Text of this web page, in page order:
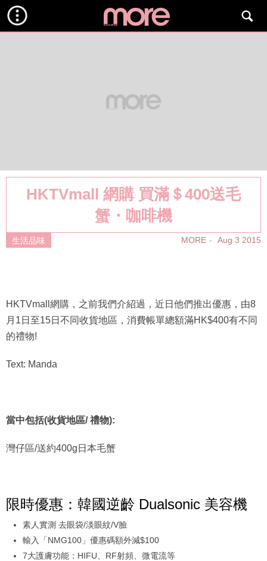
HKTVmall 網購 買滿＄400送毛
蟹・咖啡機
生活品味 MORE Aug 3 2015
HKTVmall網購，之前我們介紹過，近日他們推出優惠，由8
月1日至15日不同收貨地區，消費帳單總額滿HK$400有不同
的禮物!
Text: Manda
當中包括(收貨地區/ 禮物):
灣仔區/送約400g日本毛蟹
限時優惠：韓國逆齡 Dualsonic 美容機
素人實測 去眼袋/淡眼紋/V臉
輸入「NMG100」優惠碼額外減$100
7大護膚功能：HIFU、RF射頻、微電流等